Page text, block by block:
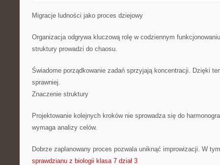
Migracje ludności jako proces dziejowy
Organizacja odgrywa kluczową rolę w codziennym
struktury prowadzi do chaosu.
Świadome porządkowanie zadań sprzyjają koncentracji. Dzięki
sprawniej.
Znaczenie struktury
Projektowanie kolejnych kroków nie sprowadza się do
wymaga analizy celów.
Dobrze zaplanowany proces pozwala uniknąć improwizacji. W
sprawdzianu z biologii klasa 7 dział 3